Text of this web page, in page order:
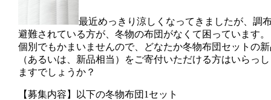
最近めっきり涼しくなってきましたが、調
避難されている方が、冬物の布団がなくて困っています。
個別でもかまいませんので、どなたか冬物布団セットの
（あるいは、新品相当）をご寄付いただける方はいらっ
ますでしょうか？
【募集内容】以下の冬物布団1セット